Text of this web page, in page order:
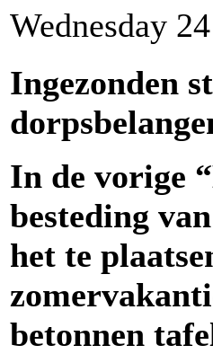
Wednesday
Ingezonden
In de vorige
besteding
het te
betonnen